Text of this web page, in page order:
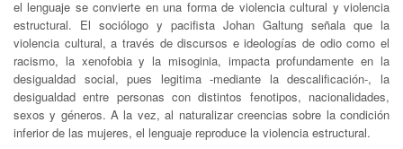
el lenguaje se convierte en una forma de violencia cultural y violencia
estructural. El sociólogo y pacifista Johan Galtung señala que la
violencia cultural, a través de discursos e ideologías de odio como el
racismo, la xenofobia y la misoginia, impacta profundamente en la
desigualdad social, pues legitima -mediante la descalificación-, la
desigualdad entre personas con distintos fenotipos, nacionalidades,
sexos y géneros. A la vez, al naturalizar creencias sobre la condición
inferior de las mujeres, el lenguaje reproduce la violencia estructural.